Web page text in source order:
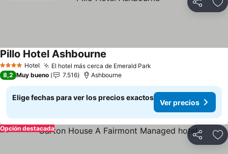
Compartir
4 EstrellasHotel El hotel más cerca de Emerald Park
Pillo Hotel Ashbourne
8,2 Muy bueno 7.516 Ashbourne
Elige fechas para ver los precios exactos
Ver precios
Compartir
Opción destacada